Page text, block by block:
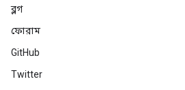
ব্লগ
ফোরাম
GitHub
Twitter